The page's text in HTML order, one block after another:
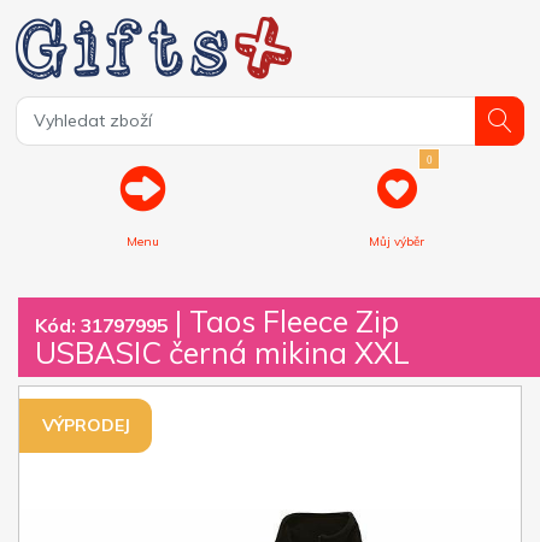
Menu
0
Můj výběr
Kód: 31797995 | Taos Fleece Zip
USBASIC černá mikina XXL
VÝPRODEJ